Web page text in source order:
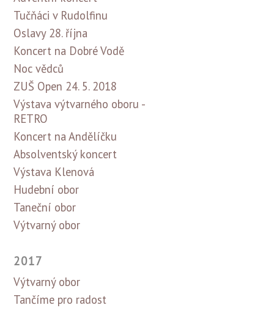
Tučňáci v Rudolfinu
Oslavy 28. října
Koncert na Dobré Vodě
Noc vědců
ZUŠ Open 24. 5. 2018
Výstava výtvarného oboru -
RETRO
Koncert na Andělíčku
Absolventský koncert
Výstava Klenová
Hudební obor
Taneční obor
Výtvarný obor
2017
Výtvarný obor
Tančíme pro radost